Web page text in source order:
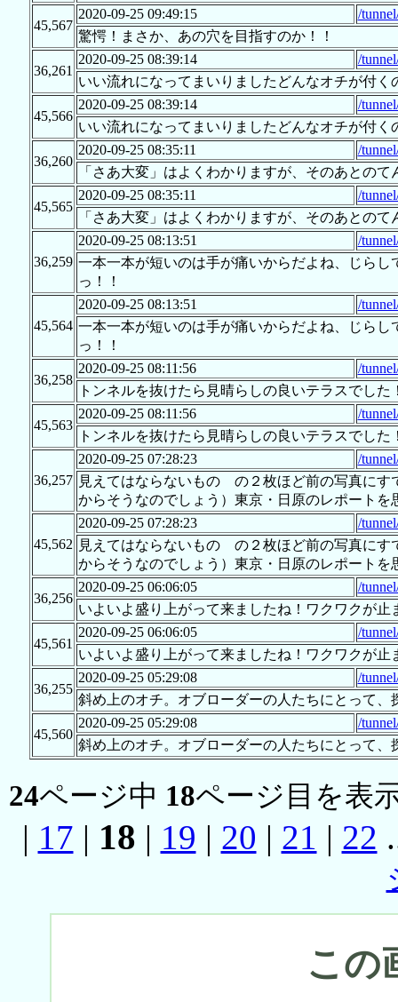
45,567
2020-09-25 09:49:15
/
驚愕！まさか、あの穴を目指すのか！！
36,261
2020-09-25 08:39:14
/
いい流れになってまいりましたどんなオチが付く
45,566
2020-09-25 08:39:14
/
いい流れになってまいりましたどんなオチが付く
36,260
2020-09-25 08:35:11
/
「さあ大変」はよくわかりますが、そのあとの
45,565
2020-09-25 08:35:11
/
「さあ大変」はよくわかりますが、そのあとの
36,259
2020-09-25 08:13:51
/
一本一本が短いのは手が痛いからだよね、じら
っ！！
45,564
2020-09-25 08:13:51
/
一本一本が短いのは手が痛いからだよね、じら
っ！！
36,258
2020-09-25 08:11:56
/
トンネルを抜けたら見晴らしの良いテラスでし
45,563
2020-09-25 08:11:56
/
トンネルを抜けたら見晴らしの良いテラスでし
36,257
2020-09-25 07:28:23
/
見えてはならないもの の２枚ほど前の写真にす
からそうなのでしょう）東京・日原のレポートを
45,562
2020-09-25 07:28:23
/
見えてはならないもの の２枚ほど前の写真にす
からそうなのでしょう）東京・日原のレポートを
36,256
2020-09-25 06:06:05
/
いよいよ盛り上がって来ましたね！ワクワクが
45,561
2020-09-25 06:06:05
/
いよいよ盛り上がって来ましたね！ワクワクが
36,255
2020-09-25 05:29:08
/
斜め上のオチ。オブローダーの人たちにとって
45,560
2020-09-25 05:29:08
/
斜め上のオチ。オブローダーの人たちにとって
24ページ中 18ページ目を表
| 17 | 18 | 19 | 20 | 21 | 22
この